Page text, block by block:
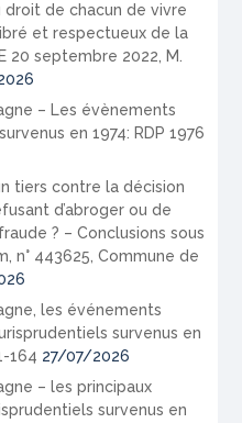
de chacun de vivre
et respectueux de la
20 septembre 2022, M.
– Les évènements
en 1974: RDP 1976
tiers contre la décision
d’abroger ou de
? – Conclusions sous
n° 443625, Commune de
les événements
survenus en
164 27/07/2026
– les principaux
survenus en